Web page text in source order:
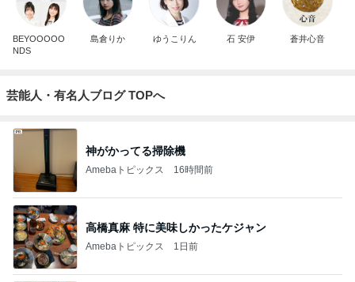
BEYOOOOO
NDS
島倉りか ゆうこりん 石 安伊 蒼井心音
芸能人・有名人ブログ TOPへ
神がかってる掃除機
Amebaトピックス 16時間前
高橋真麻 特に美味しかったケジャン
Amebaトピックス 1日前